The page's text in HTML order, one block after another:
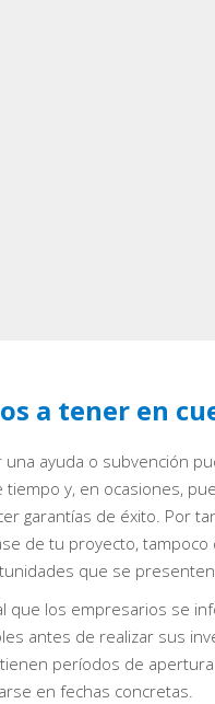
a tener en
una ayuda o subvención
tiempo y, en ocasiones,
garantías de éxito. Por
de tu proyecto,
que se
que los empresarios se
antes de realizar sus
períodos de
en fechas concretas.